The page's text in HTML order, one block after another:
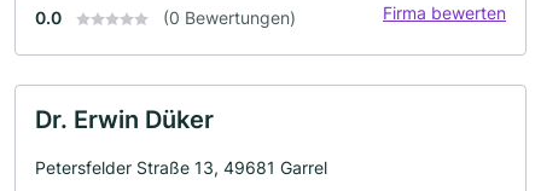
0.0 (0 Bewertungen) Firma bewerten
Dr. Erwin Düker
Petersfelder Straße 13, 49681 Garrel